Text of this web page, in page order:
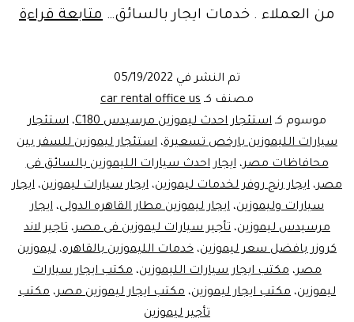
من العملاء . خدمات ايجار بالسائق… متابعة قراءة
تم النشر في 05/19/2022
مصنف كـ car rental office us
موسوم كـ استئجار احدث ليموزين مرسيدس C180 ، استئجار
سيارات الليموزين بارخص تسعيرة، استئجار ليموزين للسفر بين
محافاظات مصر،ايجار احدث سيارات الليموزين بالسائق فى
مصر، ايجار رنج روفر لخدمات ليموزين، ايجار سيارات ليموزين، ايجار
سيارات وليموزين، ايجار ليموزين مطار القاهره الدولى، ايجار
مرسيدس ليموزين، تأجير سيارات ليموزين فى مصر، تاجير لاند
كروزر بافضل سعر ليموزين، خدمات الليموزين بالقاهره، ليموزين
مصر، مكتب ايجار سيارات الليموزين، مكتب ايجار سيارات
ليموزين، مكتب ايجار ليموزين، مكتب ايجار ليموزين مصر، مكتب
تأجير ليموزين